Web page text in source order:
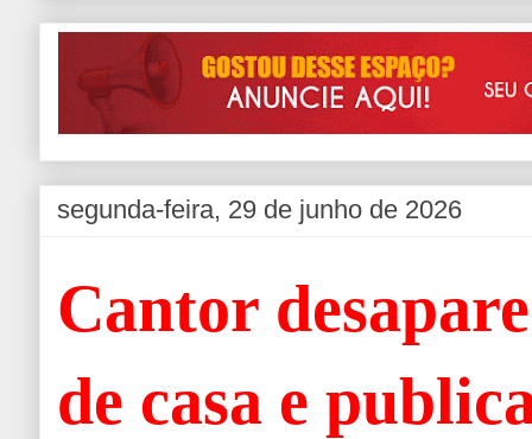
segunda-feira, 29 de junho de 2026
Cantor
de casa e